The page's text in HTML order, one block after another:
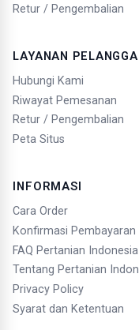
Retur / Pengembalian
LAYANAN
Hubungi Kami
Riwayat Pemesanan
Retur / Pengembalian
Peta Situs
INFORMASI
Cara Order
Konfirmasi Pembayaran
FAQ Pertanian Indonesia
Tentang Pertanian
Privacy Policy
Syarat dan Ketentuan